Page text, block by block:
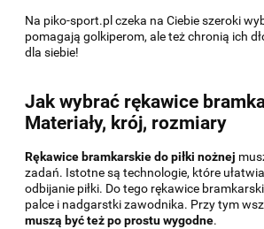
Na piko-sport.pl czeka na Ciebie szeroki
pomagają golkiperom, ale też chronią ich
dla siebie!
Jak wybrać rękawice
Materiały, krój, rozmiary
Rękawice bramkarskie do piłki nożnej
zadań. Istotne są technologie, które
odbijanie piłki. Do tego rękawice
palce i nadgarstki zawodnika. Przy tym
muszą być też po prostu wygodne.